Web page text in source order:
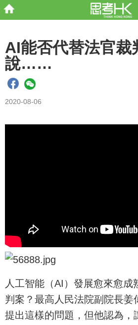
AI能否代替法官裁
說……
2020-08-06
人工智能（AI）發展愈來愈成
判案？最高人民法院副院長姜
提出這樣的問題，但他認為，